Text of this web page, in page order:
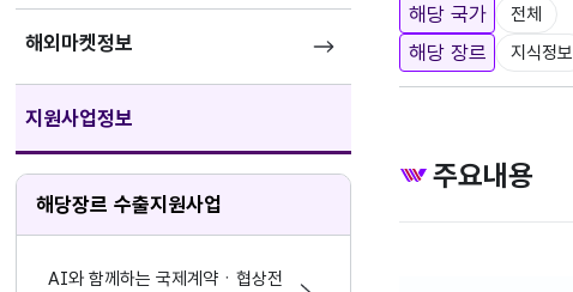
해외마켓정보
지원사업정보
해당장르 수출지원사업
AI와 함께하는 국제계약ㆍ협상전
해당 국가 전체
해당 장르 지식정보
주요내용